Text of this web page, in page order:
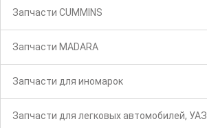
Запчасти CUMMINS
Запчасти MADARA
Запчасти для иномарок
Запчасти для легковых автомобилей, УАЗ